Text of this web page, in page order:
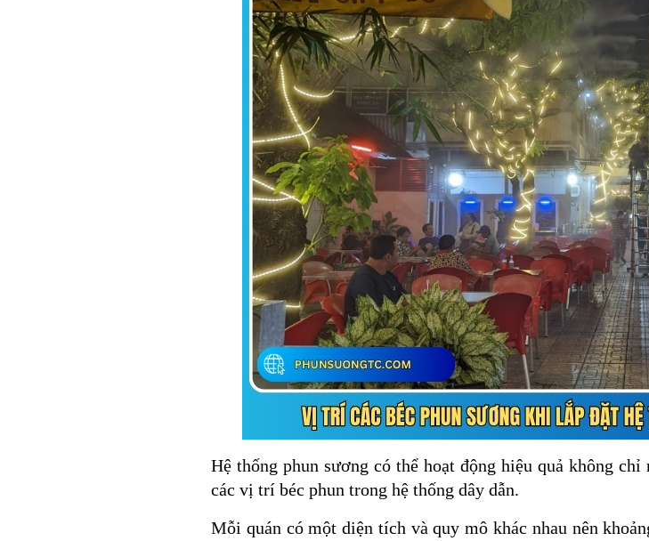
Hệ thống phun sương có thể hoạt động hiệu quả không
các vị trí béc phun trong hệ thống dây dẫn.
Mỗi quán có một diện tích và quy mô khác nhau nên